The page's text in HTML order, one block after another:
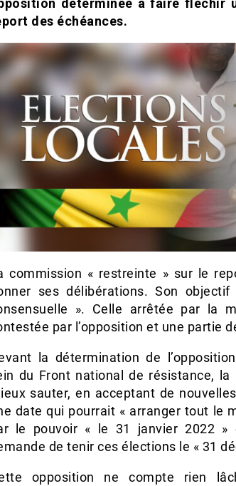
déterminée à faire fléchir
des échéances.
commission « restreinte » sur le
ses délibérations. Son
». Celle arrêtée par la
par l’opposition et une partie
la détermination de
du Front national de résistance,
sauter, en acceptant de
date qui pourrait « arranger tout le
le pouvoir « le 31 janvier 2022 »
de tenir ces élections le « 31
opposition ne compte rien